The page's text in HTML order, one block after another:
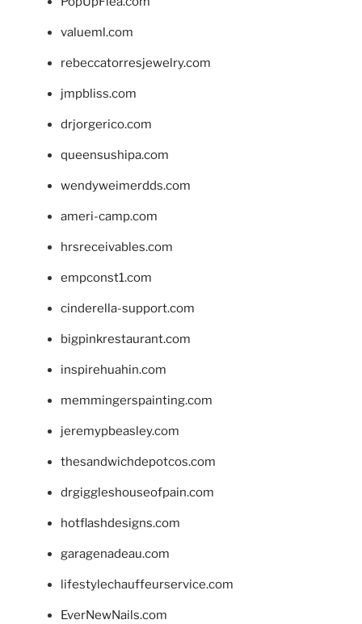
valueml.com
rebeccatorresjewelry.com
jmpbliss.com
drjorgerico.com
queensushipa.com
wendyweimerdds.com
ameri-camp.com
hrsreceivables.com
empconst1.com
cinderella-support.com
bigpinkrestaurant.com
inspirehuahin.com
memmingerspainting.com
jeremypbeasley.com
thesandwichdepotcos.com
drgiggleshouseofpain.com
hotflashdesigns.com
garagenadeau.com
lifestylechauffeurservice.com
EverNewNails.com